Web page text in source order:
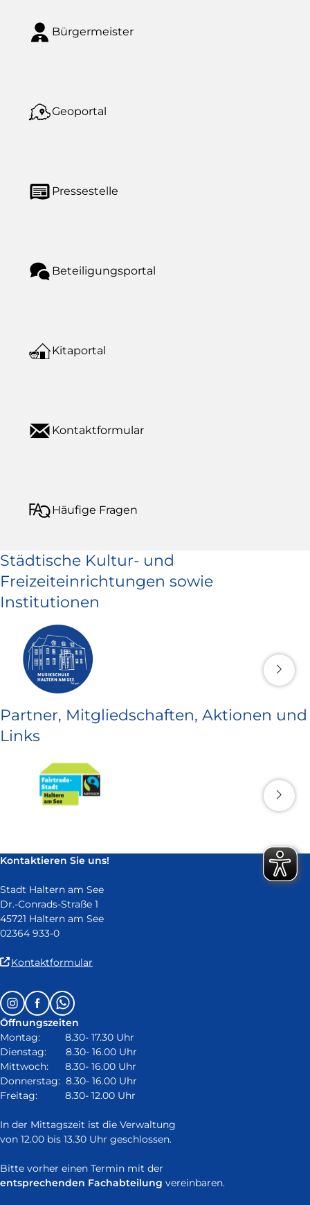
Bürgermeister
Geoportal
Pressestelle
Beteiligungsportal
Kitaportal
Kontaktformular
Häufige Fragen
Städtische Kultur- und
Freizeiteinrichtungen sowie
Institutionen
Partner, Mitgliedschaften, Aktionen und
Links
Kontaktieren Sie uns!
Stadt Haltern am See
Dr.-Conrads-Straße 1
45721 Haltern am See
02364 933-0
Kontaktformular
in
neuem
Fenster)
Follow
us
on:
InstagramFacebookWhatsapp
Öffnungszeiten
Montag: 8.30- 17.30 Uhr
Dienstag: 8.30- 16.00 Uhr
Mittwoch: 8.30- 16.00 Uhr
Donnerstag: 8.30- 16.00 Uhr
Freitag: 8.30- 12.00 Uhr
In der Mittagszeit ist die Verwaltung
von 12.00 bis 13.30 Uhr geschlossen.
Bitte vorher einen Termin mit der
entsprechenden Fachabteilung vereinbaren.